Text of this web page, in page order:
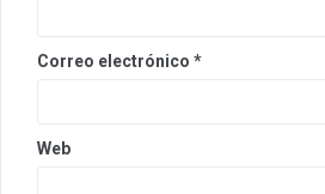
Correo electrónico *
Web